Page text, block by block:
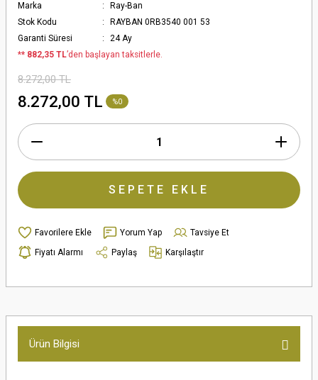
Marka
Ray-Ban
Stok Kodu
RAYBAN 0RB3540 001 53
Garanti Süresi
24 Ay
** 882,35 TL’den başlayan taksitlerle.
8.272,00 TL
8.272,00 TL %0
SEPETE EKLE
Yorum Yap
Tavsiye Et
Fiyatı Alarmı
Paylaş Karşılaştır
Ürün Bilgisi